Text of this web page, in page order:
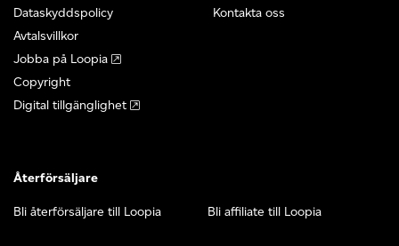
Dataskyddspolicy
Avtalsvillkor
Jobba på Loopia
Copyright
Digital tillgänglighet
Kontakta oss
Återförsäljare
Bli återförsäljare till Loopia Bli affiliate till Loopia